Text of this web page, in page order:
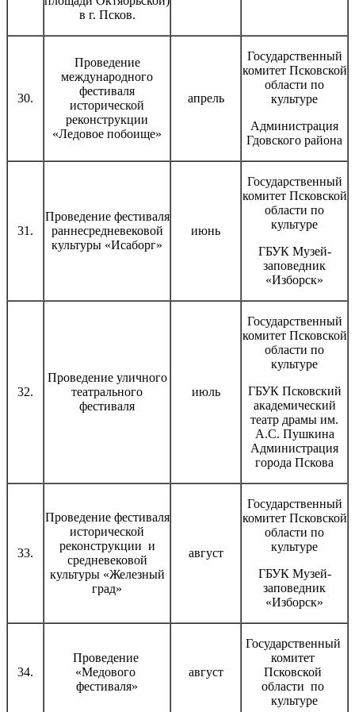
в г. Псков.
30.
Проведение
международного
фестиваля
исторической
реконструкции
«Ледовое побоище»
апрель
Государственный
комитет Псковской
области по
культуре
Администрация
Гдовского района
31.
Проведение фестиваля
раннесредневековой
культуры «Исаборг»
июнь
Государственный
комитет Псковской
области по
культуре
ГБУК Музей-
заповедник
«Изборск»
32.
Проведение уличного
театрального
фестиваля
июль
Государственный
комитет Псковской
области по
культуре
ГБУК Псковский
академический
театр драмы им.
А.С. Пушкина
Администрация
города Пскова
33.
Проведение фестиваля
исторической
реконструкции и
средневековой
культуры «Железный
град»
август
Государственный
комитет Псковской
области по
культуре
ГБУК Музей-
заповедник
«Изборск»
34.
Проведение
«Медового
фестиваля»
август
Государственный
комитет
Псковской
области по
культуре